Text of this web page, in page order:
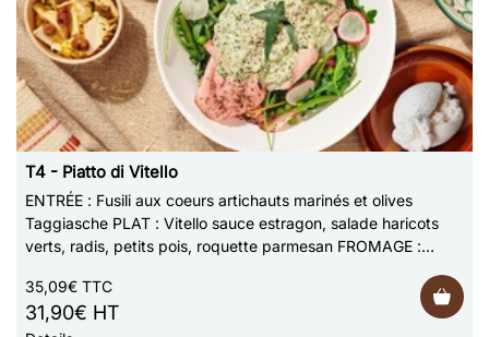
T4 - Piatto di Vitello
ENTRÉE : Fusili aux coeurs artichauts marinés et olives
Taggiasche PLAT : Vitello sauce estragon, salade haricots
verts, radis, petits pois, roquette parmesan FROMAGE :
35,09€ TTC
31,90€ HT